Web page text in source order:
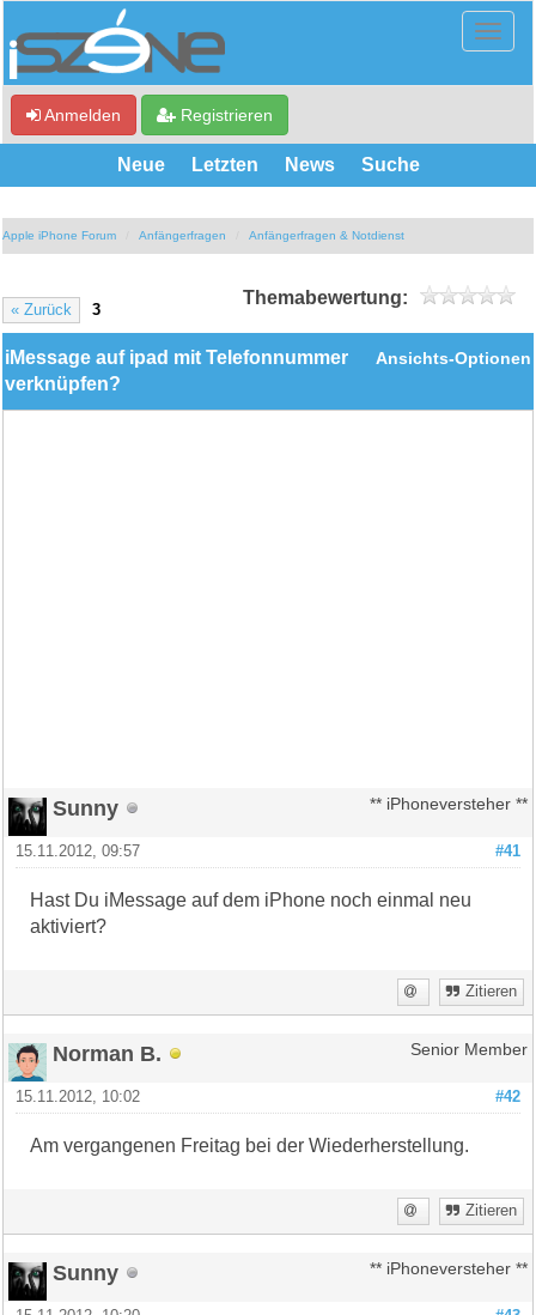
Anmelden Registrieren
Neue Letzten News Suche
Apple iPhone Forum Anfängerfragen Anfängerfragen & Notdienst
« Zurück 3
Themabewertung:
Ansichts-Optionen
iMessage auf ipad mit Telefonnummer
verknüpfen?
Sunny ** iPhoneversteher **
#41
15.11.2012, 09:57
Hast Du iMessage auf dem iPhone noch einmal neu
aktiviert?
Zitieren
Norman B. Senior Member
#42
15.11.2012, 10:02
Am vergangenen Freitag bei der Wiederherstellung.
Zitieren
Sunny ** iPhoneversteher **